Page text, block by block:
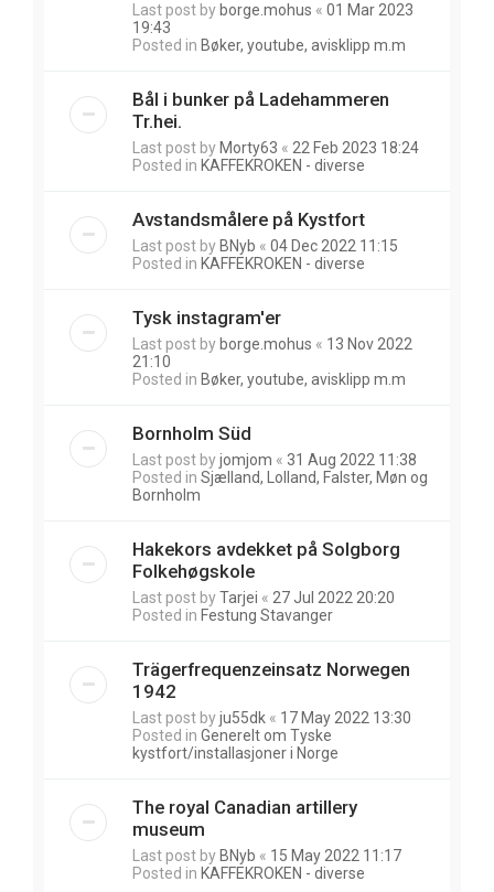
Last post by borge.mohus « 01 Mar 2023
19:43
Posted in Bøker, youtube, avisklipp m.m
Bål i bunker på Ladehammeren
Tr.hei.
Last post by Morty63 « 22 Feb 2023 18:24
Posted in KAFFEKROKEN - diverse
Avstandsmålere på Kystfort
Last post by BNyb « 04 Dec 2022 11:15
Posted in KAFFEKROKEN - diverse
Tysk instagram'er
Last post by borge.mohus « 13 Nov 2022
21:10
Posted in Bøker, youtube, avisklipp m.m
Bornholm Süd
Last post byjomjom « 31 Aug 2022 11:38
Posted in Sjælland, Lolland, Falster, Møn og
Bornholm
Hakekors avdekket på Solgborg
Folkehøgskole
Last post byTarjei « 27 Jul 2022 20:20
Posted in Festung Stavanger
Trägerfrequenzeinsatz Norwegen
1942
Last post byju55dk « 17 May 2022 13:30
Posted in Generelt om Tyske
kystfort/installasjoner i Norge
The royal Canadian artillery
museum
Last post by BNyb « 15 May 2022 11:17
Posted in KAFFEKROKEN - diverse